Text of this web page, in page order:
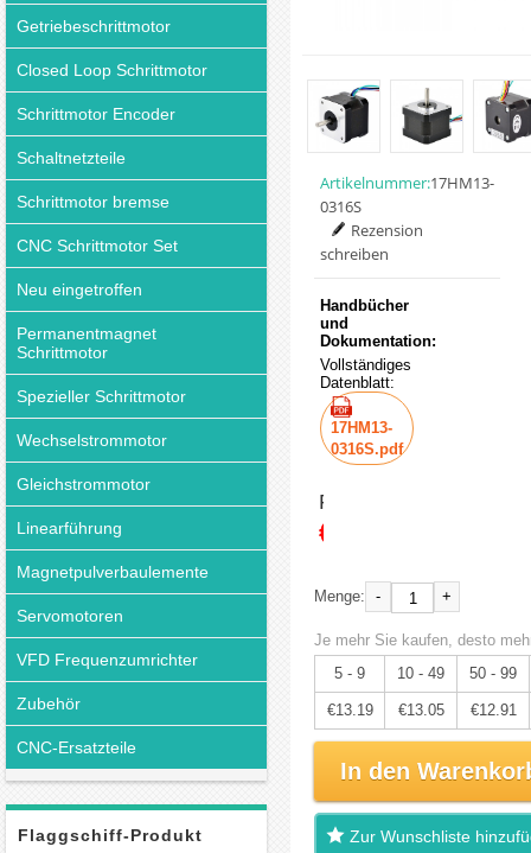
Getriebeschrittmotor
Closed Loop Schrittmotor
Schrittmotor Encoder
Schaltnetzteile
Schrittmotor bremse
CNC Schrittmotor Set
Neu eingetroffen
Permanentmagnet
Schrittmotor
Spezieller Schrittmotor
Wechselstrommotor
Gleichstrommotor
Linearführung
Magnetpulverbaulemente
Servomotoren
VFD Frequenzumrichter
Zubehör
CNC-Ersatzteile
Flaggschiff-Produkt
Artikelnummer:17HM13-
0316S
Rezension
schreiben
Handbücher
und
Dokumentation:
Vollständiges
Datenblatt:
17HM13-
0316S.pdf
Preis:
€13.88
Menge: - +
Je mehr Sie kaufen, desto
5 - 9
10 - 49 50 - 99
€13.19 €13.05 €12.91
In den
Zur Wunschliste